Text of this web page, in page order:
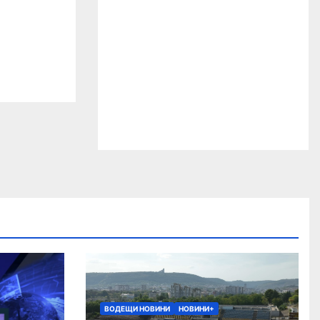
ВОДЕЩИ НОВИНИ НОВИНИ+